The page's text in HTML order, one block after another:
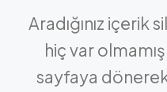
Aradığınız içerik
hiç var
sayfaya